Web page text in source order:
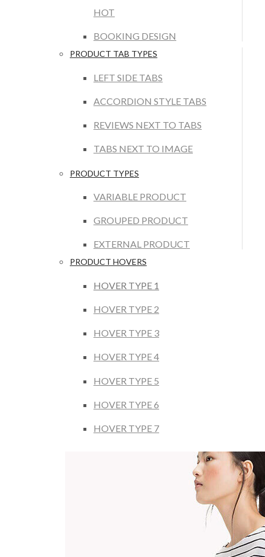
HOT
BOOKING DESIGN
PRODUCT TAB TYPES
LEFT SIDE TABS
ACCORDION STYLE TABS
REVIEWS NEXT TO TABS
TABS NEXT TO IMAGE
PRODUCT TYPES
VARIABLE PRODUCT
GROUPED PRODUCT
EXTERNAL PRODUCT
PRODUCT HOVERS
HOVER TYPE 1
HOVER TYPE 2
HOVER TYPE 3
HOVER TYPE 4
HOVER TYPE 5
HOVER TYPE 6
HOVER TYPE 7